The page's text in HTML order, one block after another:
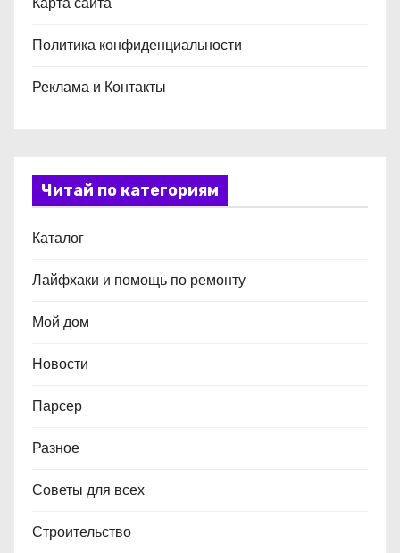
Политика конфиденциальности
Реклама и Контакты
Читай по категориям
Каталог
Лайфхаки и помощь по ремонту
Мой дом
Новости
Парсер
Разное
Советы для всех
Строительство